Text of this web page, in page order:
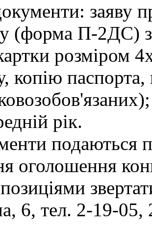
заяву
(форма П-2ДС) з
розміром
копію
рік.
подаються
оголошення
6, тел. 2-19-05,